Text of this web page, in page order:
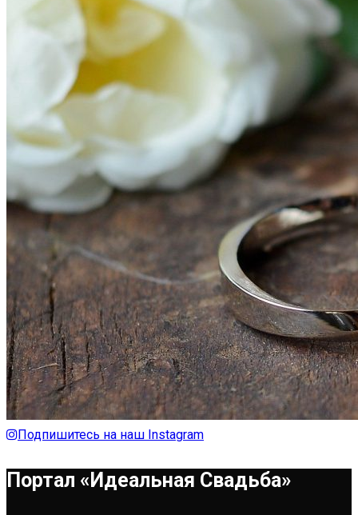
Подпишитесь на наш Instagram
Портал «Идеальная Свадьба»